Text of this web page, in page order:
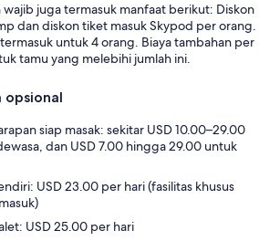
wajib juga termasuk manfaat berikut: Diskon
dan diskon tiket masuk Skypod per orang.
untuk 4 orang. Biaya tambahan per
tamu yang melebihi jumlah ini.
opsional
siap masak: sekitar USD 10.00–29.00
dan USD 7.00 hingga 29.00 untuk
USD 23.00 per hari (fasilitas khusus
USD 25.00 per hari